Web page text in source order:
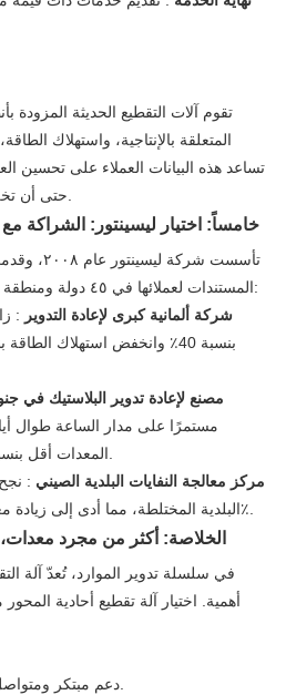
تقوم آلات التقطيع الحديثة المزودة
المتعلقة بالإنتاجية، واستهلاك
تساعد هذه البيانات العملاء على تحسين
حتى أن تخلق قيمة كخدمة بيانات مستقلة.
خامساً: اختيار ليسينتور: الشراكة
المستندات لعملائها في ٤٥ دولة ومنطقة حول العالم. ومن قصص نجاحنا:
شركة ألمانية كبرى لإعادة التدوير :
مصنع لإعادة تدوير البلاستيك في
مستمرًا على مدار الساعة طوال
المعدات أقل بنسبة 60٪ من متوسط ​​الصناعة.
مركز معالجة النفايات البلدية الصيني :
البلدية المختلطة، مما أدى إلى زيادة معدل استعادة الموارد إلى 85٪.
الخلاصة: أكثر من مجرد
في سلسلة تدوير الموارد، تُعدّ آلة
أهمية. اختيار آلة تقطيع أحادية
دعم مبتكر ومتواصل في مجال البحث والتطوير.